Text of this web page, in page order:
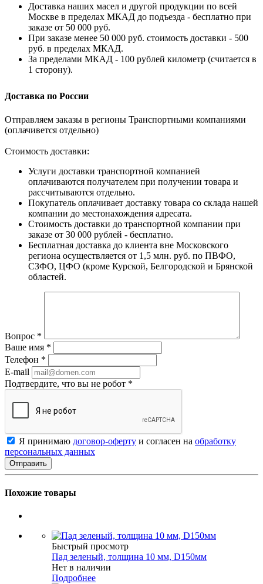
Доставка наших масел и другой продукции по всей
Москве в пределах МКАД до подъезда - бесплатно при
заказе от 50 000 руб.
При заказе менее 50 000 руб. стоимость доставки - 500
руб. в пределах МКАД.
За пределами МКАД - 100 рублей километр (считается в
1 сторону).
Доставка по России
Отправляем заказы в регионы Транспортными компаниями
(оплачивется отдельно)
Стоимость доставки:
Услуги доставки транспортной компанией
оплачиваются получателем при получении товара и
рассчитываются отдельно.
Покупатель оплачивает доставку товара со склада нашей
компании до местонахождения адресата.
Стоимость доставки до транспортной компании при
заказе от 30 000 рублей - бесплатно.
Бесплатная доставка до клиента вне Московского
региона осуществляется от 1,5 млн. руб. по ПВФО,
СЗФО, ЦФО (кроме Курской, Белгородской и Брянской
областей.
Вопрос *
Ваше имя *
Телефон *
E-mail
Подтвердите, что вы не робот *
Я принимаю договор-оферту и согласен на обработку
персональных данных
Похожие товары
Быстрый просмотр
Пад зеленый, толщина 10 мм, D150мм
Нет в наличии
Подробнее